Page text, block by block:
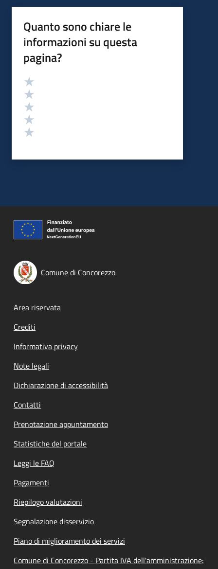
Quanto sono chiare le
informazioni su questa
pagina?
Valutazione
Comune di Concorezzo
Footer menu
Area riservata
Crediti
Informativa privacy
Note legali
Dichiarazione di accessibilità
Contatti
Prenotazione appuntamento
Statistiche del portale
Leggi le FAQ
Pagamenti
Riepilogo valutazioni
Segnalazione disservizio
Piano di miglioramento dei servizi
Comune di Concorezzo - Partita IVA dell'amministrazione: